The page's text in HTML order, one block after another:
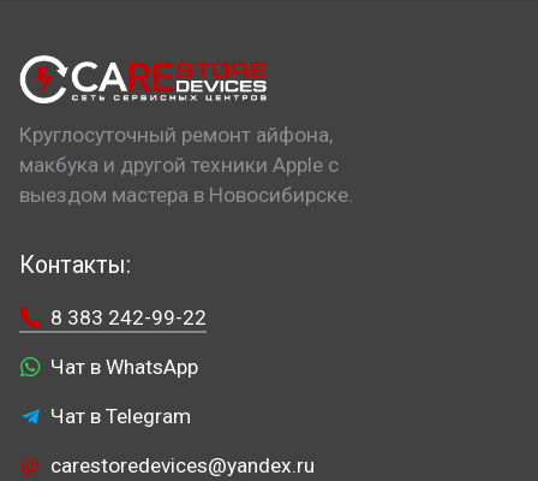
Круглосуточный ремонт айфона,
макбука и другой техники Apple с
выездом мастера в Новосибирске.
Контакты:
8 383 242-99-22
Чат в WhatsApp
Чат в Telegram
carestoredevices@yandex.ru